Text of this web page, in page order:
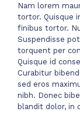
Nam lorem
tortor. Quisque
finibus tortor.
Suspendisse
torquent per
Quisque id
Curabitur
sed eros
nibh. Donec
blandit dolor, in